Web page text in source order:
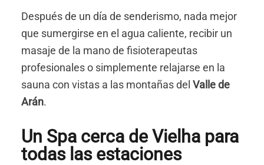
Después de un día de senderismo, nada mejor
que sumergirse en el agua caliente, recibir un
masaje de la mano de fisioterapeutas
profesionales o simplemente relajarse en la
sauna con vistas a las montañas del Valle de
Arán.
Un Spa cerca de Vielha para
todas las estaciones